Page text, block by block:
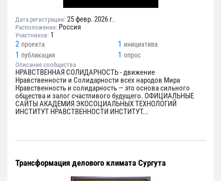
Дата регистрации: 25 февр. 2026 г.
Расположение: Россия
Участников: 1
2 проекта 1 инициатива
1 публикация 1 опрос
Описание сообщества
НРАВСТВЕННАЯ СОЛИДАРНОСТЬ - движение
Нравственности и Солидарности всех народов Мира
Нравственность и солидарность — это основа сильного
общества и залог счастливого будущего. ОФИЦИАЛЬНЫЕ
САЙТЫ АКАДЕМИЯ ЭКОСОЦИАЛЬНЫХ ТЕХНОЛОГИЙ
ИНСТИТУТ НРАВСТВЕННОСТИ ИНСТИТУТ...
Трансформация делового климата Сургута